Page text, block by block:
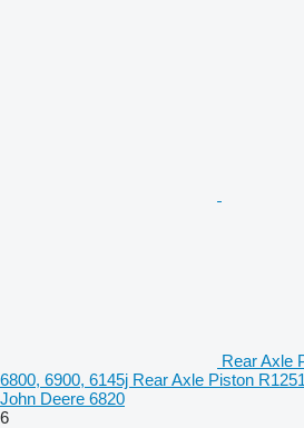
Rear Axle
6800, 6900, 6145j Rear Axle Piston
John Deere 6820
6